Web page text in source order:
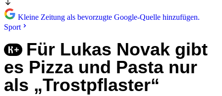
Kleine Zeitung als bevorzugte Google-Quelle hinzufügen.
Sport
Für Lukas Novak gibt
es Pizza und Pasta nur
als „Trostpflaster“